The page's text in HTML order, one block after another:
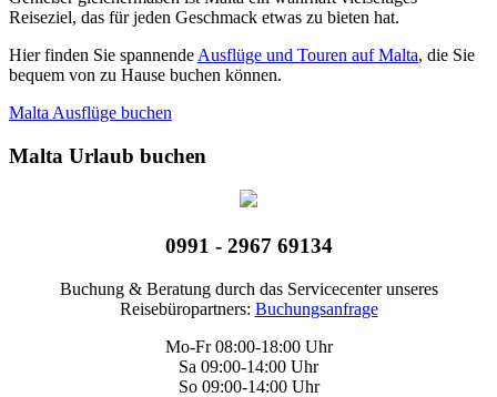
Reiseziel, das für jeden Geschmack etwas zu bieten hat.
Hier finden Sie spannende Ausflüge und Touren auf Malta, die Sie
bequem von zu Hause buchen können.
Malta Ausflüge buchen
Malta Urlaub buchen
0991 - 2967 69134
Buchung & Beratung durch das Servicecenter unseres
Reisebüropartners: Buchungsanfrage
Mo-Fr 08:00-18:00 Uhr
Sa 09:00-14:00 Uhr
So 09:00-14:00 Uhr